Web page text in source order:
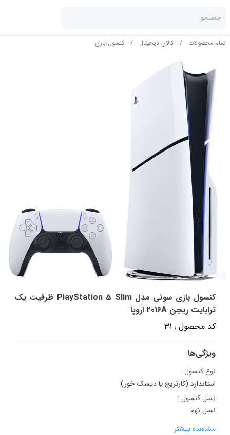
جستجو
تمام محصولات / کالای دیجیتال / کنسول بازی
کنسول بازی سونی مدل PlayStation 5 Slim ظرفیت یک
ترابایت ریجن 2016A اروپا
کد محصول : 31
ویژگی‌ها
نوع کنسول :
استاندارد (کارتریج یا دیسک خور)
نسل کنسول :
نسل نهم
مشاهده بیشتر